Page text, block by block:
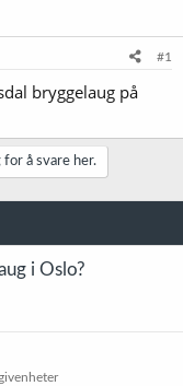
#1
bryggelaug på
for å svare her.
i Oslo?